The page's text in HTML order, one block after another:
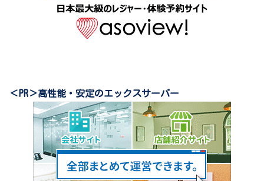
＜PR＞高性能・安定のエックスサーバー